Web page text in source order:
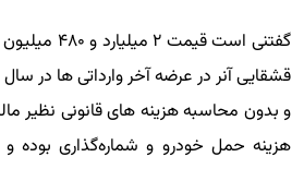
گفتنی است
و بدون محاسبه هزینه های قانونی نظیر
هزینه حمل خودرو و شماره‌گذاری بوده